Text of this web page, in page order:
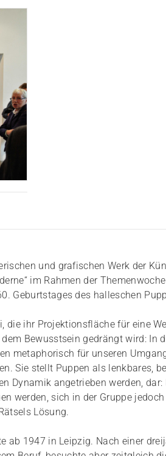
und grafischen Werk der
im Rahmen der
Geburtstages des halleschen
die ihr Projektionsfläche für eine
Bewusstsein gedrängt wird: In
metaphorisch für unseren
Sie stellt Puppen als lenkbares,
Dynamik angetrieben werden,
werden, sich in der Gruppe
Lösung.
ab 1947 in Leipzig. Nach einer